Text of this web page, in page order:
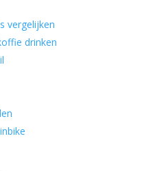
vergelijken
drinken